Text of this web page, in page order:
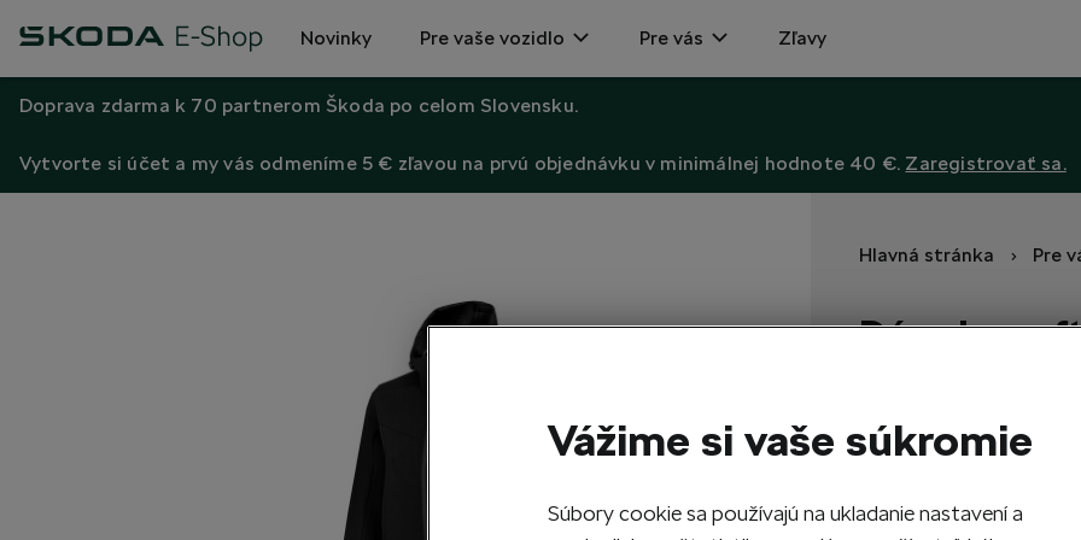
Novinky Pre vaše vozidlo Pre vás Zľavy
Doprava zdarma k 70 partnerom Škoda po celom Slovensku.
Vytvorte si účet a my vás odmeníme 5 € zľavou na prvú objednávku v minimálnej hodnote 40 €. Zaregistrovať sa.
Hlavná stránka Pre
Dámska
S vodeodolnou
82,40
Vážime si vaše súkromie
Súbory cookie sa používajú na ukladanie nastavení a